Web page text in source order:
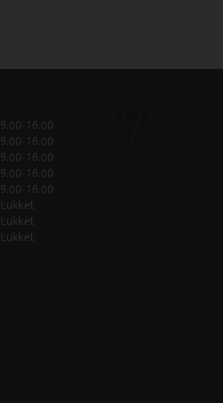
9.00-16.00
9.00-16.00
9.00-16.00
9.00-16.00
9.00-16.00
Lukket
Lukket
Lukket